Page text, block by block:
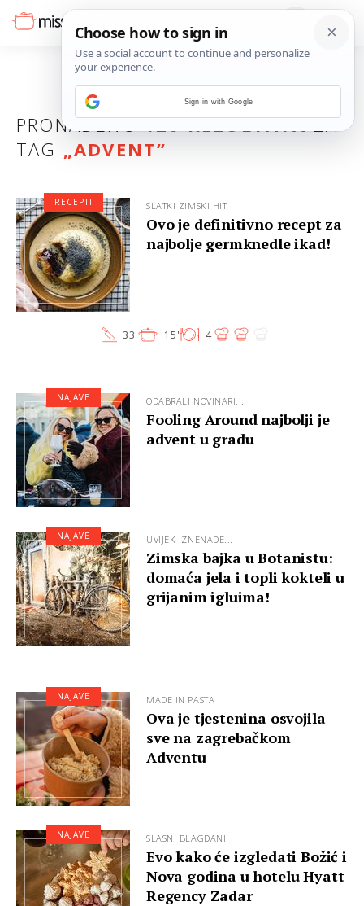
PRONAĐENO120 REZULTATAZA
TAG „ADVENT”
SLATKI ZIMSKI HIT
Ovo je definitivno recept za
najbolje germknedle ikad!
33' 15' 4
RECEPTI
ODABRALI NOVINARI...
Fooling Around najbolji je
advent u gradu
NAJAVE
UVIJEK IZNENADE...
Zimska bajka u Botanistu:
domaća jela i topli kokteli u
grijanim igluima!
NAJAVE
MADE IN PASTA
Ova je tjestenina osvojila
sve na zagrebačkom
Adventu
NAJAVE
SLASNI BLAGDANI
Evo kako će izgledati Božić i
Nova godina u hotelu Hyatt
Regency Zadar
NAJAVE
Sign in with Google